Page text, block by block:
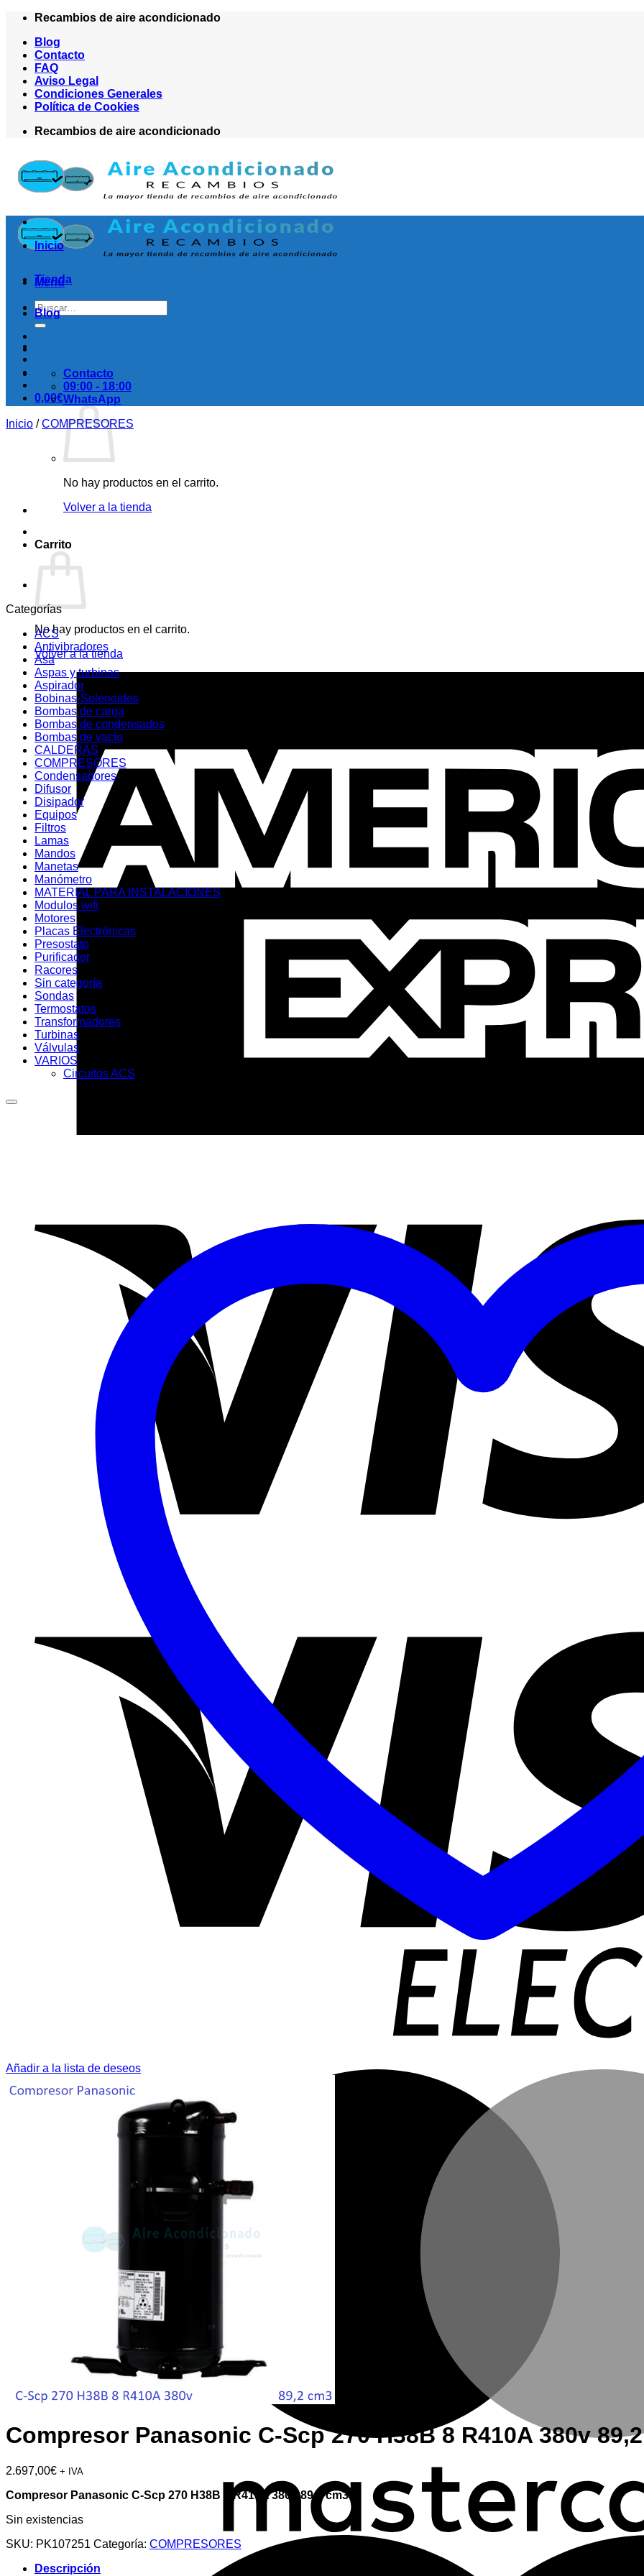
Saltar
contenido
Recambios de aire acondicionado
Blog
Contacto
FAQ
Aviso Legal
Condiciones Generales
Política de Cookies
Recambios de aire acondicionado
Menú
Buscar
por:
0,00€
No hay productos en el carrito.
Volver a la tienda
Carrito
No hay productos en el carrito.
Volver a la tienda
Inicio
Tienda
Blog
Contacto
09:00 - 18:00
WhatsApp
Inicio / COMPRESORES
Categorías
ACS
Antivibradores
Asa
Aspas y turbinas
Aspirador
Bobinas-Solenoides
Bombas de carga
Bombas de condensados
Bombas de vacío
CALDERAS
COMPRESORES
Condensadores
Difusor
Disipador
Equipos
Filtros
Lamas
Mandos
Manetas
Manómetro
MATERIAL PARA INSTALACIONES
Modulos wifi
Motores
Placas Electrónicas
Presostato
Purificador
Racores
Sin categoría
Sondas
Termostatos
Transformadores
Turbinas
Válvulas
VARIOS
Circuitos ACS
Añadir a la lista de deseos
Compresor Panasonic C-Scp 270 H38B 8 R410A 380v
2.697,00€ + IVA
Compresor Panasonic C-Scp 270 H38B 8 R410A 380v 89,2 cm3
Sin existencias
SKU: PK107251 Categoría: COMPRESORES
Descripción